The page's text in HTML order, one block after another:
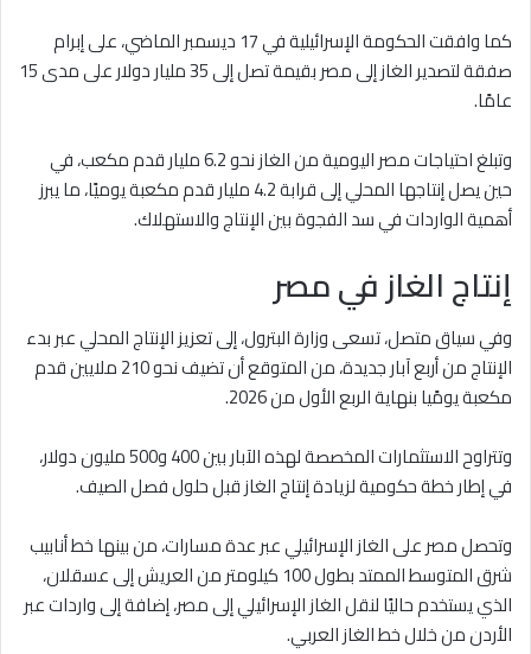
كما وافقت الحكومة الإسرائيلية في 17 ديسمبر الماضي، على إبرام
صفقة لتصدير الغاز إلى مصر بقيمة تصل إلى 35 مليار دولار على مدى 15
عامًا.
وتبلغ احتياجات مصر اليومية من الغاز نحو 6.2 مليار قدم مكعب، في
حين يصل إنتاجها المحلي إلى قرابة 4.2 مليار قدم مكعبة يوميًا، ما يبرز
أهمية الواردات في سد الفجوة بين الإنتاج والاستهلاك.
إنتاج الغاز في مصر
وفي سياق متصل، تسعى وزارة البترول، إلى تعزيز الإنتاج المحلي عبر بدء
الإنتاج من أربع آبار جديدة، من المتوقع أن تضيف نحو 210 ملايين قدم
مكعبة يومًيا بنهاية الربع الأول من 2026.
وتتراوح الاستثمارات المخصصة لهذه الآبار بين 400 و500 مليون دولار،
في إطار خطة حكومية لزيادة إنتاج الغاز قبل حلول فصل الصيف.
وتحصل مصر على الغاز الإسرائيلي عبر عدة مسارات، من بينها خط أنابيب
شرق المتوسط الممتد بطول 100 كيلومتر من العريش إلى عسقلان،
الذي يستخدم حاليًا لنقل الغاز الإسرائيلي إلى مصر، إضافة إلى واردات عبر
الأردن من خلال خط الغاز العربي.